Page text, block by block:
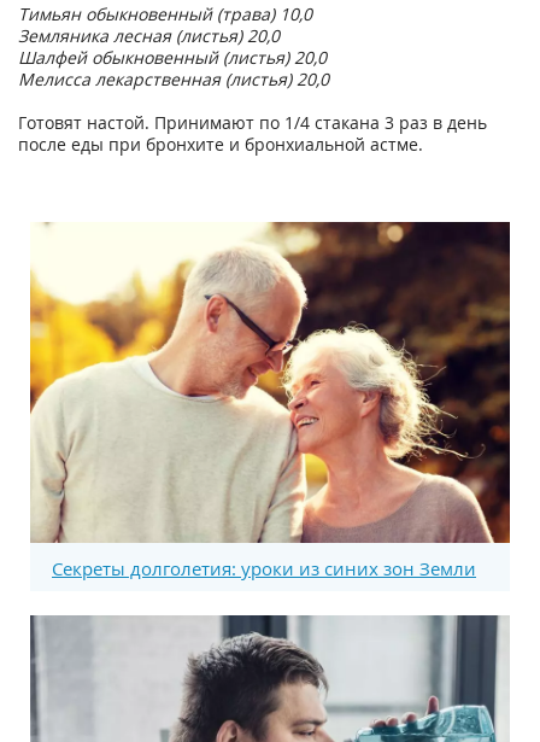
Тимьян обыкновенный (трава) 10,0
Земляника лесная (листья) 20,0
Шалфей обыкновенный (листья) 20,0
Мелисса лекарственная (листья) 20,0
Готовят настой. Принимают по 1/4 стакана 3 раз в день
после еды при бронхите и бронхиальной астме.
Секреты долголетия: уроки из синих зон Земли